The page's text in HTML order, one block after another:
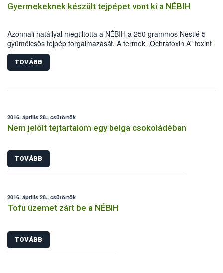
Gyermekeknek készült tejpépet vont ki a NÉBIH
Azonnali hatállyal megtiltotta a NÉBIH a 250 grammos Nestlé 5
gyümölcsös tejpép forgalmazását. A termék „Ochratoxin A” toxint
tartalmaz. A kifogásolt tejpép egyszeri, vagy rövid ideig történő
fogyasztása valószínűleg nem ártalmas az egészségre.
TOVÁBB
2016. április 28., csütörtök
Nem jelölt tejtartalom egy belga csokoládéban
TOVÁBB
2016. április 28., csütörtök
Tofu üzemet zárt be a NÉBIH
TOVÁBB